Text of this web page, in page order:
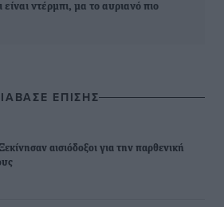
ντέρμπι, μα το αυριανό πιο
ΕΠΙΣΗΣ
αισιόδοξοι για την παρθενική